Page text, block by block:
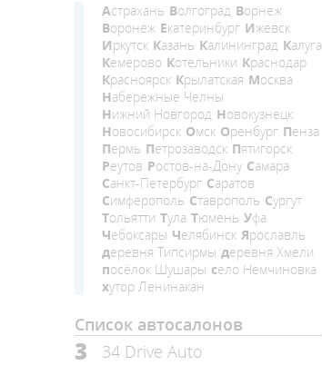
Астрахань Волгоград
Ворнеж
Воронеж
Екатеринбург
Ижевск
Иркутск
Казань Калининград
Калуга
Кемерово
Котельники
Краснодар
Красноярск
Крылатская
Москва
Набережные Челны
Нижний Новгород
Новокузнецк
Новосибирск
Омск Оренбург
Пенза
Пермь
Петрозаводск
Пятигорск
Реутов
Ростов-на-Дону
Самара
Санкт-Петербург
Саратов
Симферополь
Ставрополь
Сургут
Тольятти
Тула Тюмень
Уфа
Чебоксары
Челябинск
Ярославль
деревня Типсирмы
деревня Хмели
посёлок Шушары
село Немчиновка
хутор Ленинакан
Список автосалонов
3 34 Drive Auto